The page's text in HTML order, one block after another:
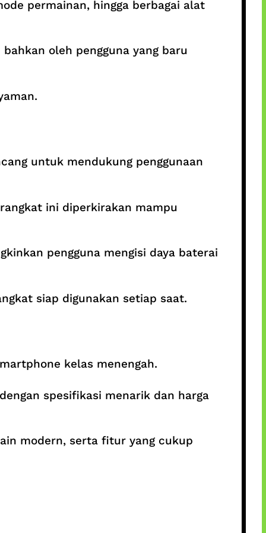
permainan, hingga berbagai alat
oleh pengguna yang baru
untuk mendukung penggunaan
ini diperkirakan mampu
pengguna mengisi daya baterai
siap digunakan setiap saat.
kelas menengah.
spesifikasi menarik dan harga
modern, serta fitur yang cukup